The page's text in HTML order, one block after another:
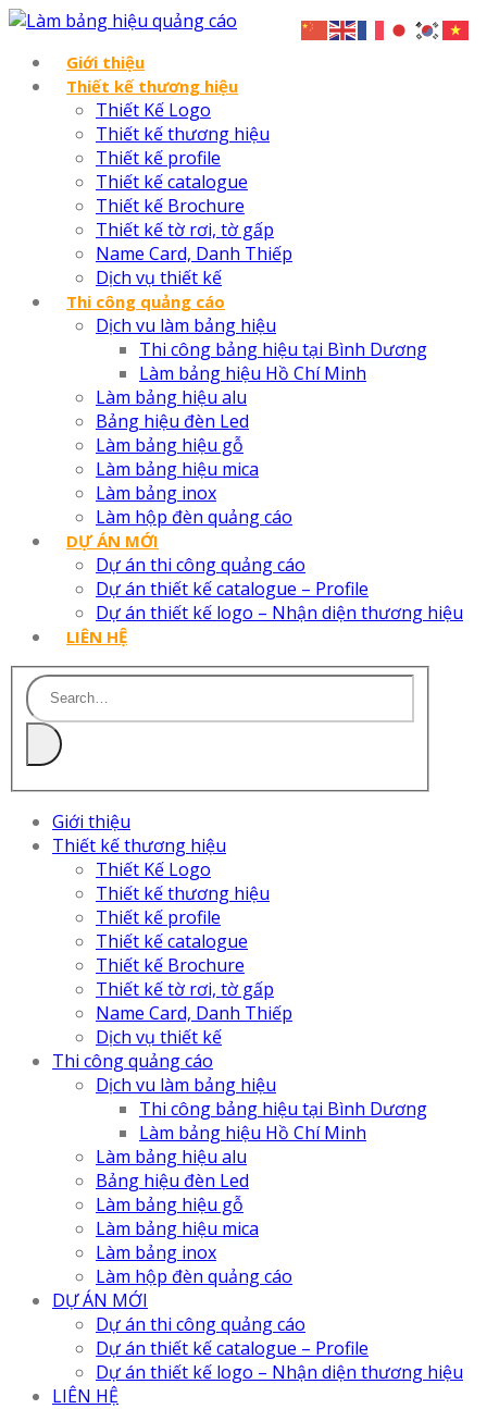
Giới thiệu
Thiết kế thương hiệu
Thiết Kế Logo
Thiết kế thương hiệu
Thiết kế profile
Thiết kế catalogue
Thiết kế Brochure
Thiết kế tờ rơi, tờ gấp
Name Card, Danh Thiếp
Dịch vụ thiết kế
Thi công quảng cáo
Dịch vu làm bảng hiệu
Thi công bảng hiệu tại Bình Dương
Làm bảng hiệu Hồ Chí Minh
Làm bảng hiệu alu
Bảng hiệu đèn Led
Làm bảng hiệu gỗ
Làm bảng hiệu mica
Làm bảng inox
Làm hộp đèn quảng cáo
DỰ ÁN MỚI
Dự án thi công quảng cáo
Dự án thiết kế catalogue – Profile
Dự án thiết kế logo – Nhận diện thương hiệu
LIÊN HỆ
Giới thiệu
Thiết kế thương hiệu
Thiết Kế Logo
Thiết kế thương hiệu
Thiết kế profile
Thiết kế catalogue
Thiết kế Brochure
Thiết kế tờ rơi, tờ gấp
Name Card, Danh Thiếp
Dịch vụ thiết kế
Thi công quảng cáo
Dịch vu làm bảng hiệu
Thi công bảng hiệu tại Bình Dương
Làm bảng hiệu Hồ Chí Minh
Làm bảng hiệu alu
Bảng hiệu đèn Led
Làm bảng hiệu gỗ
Làm bảng hiệu mica
Làm bảng inox
Làm hộp đèn quảng cáo
DỰ ÁN MỚI
Dự án thi công quảng cáo
Dự án thiết kế catalogue – Profile
Dự án thiết kế logo – Nhận diện thương hiệu
LIÊN HỆ